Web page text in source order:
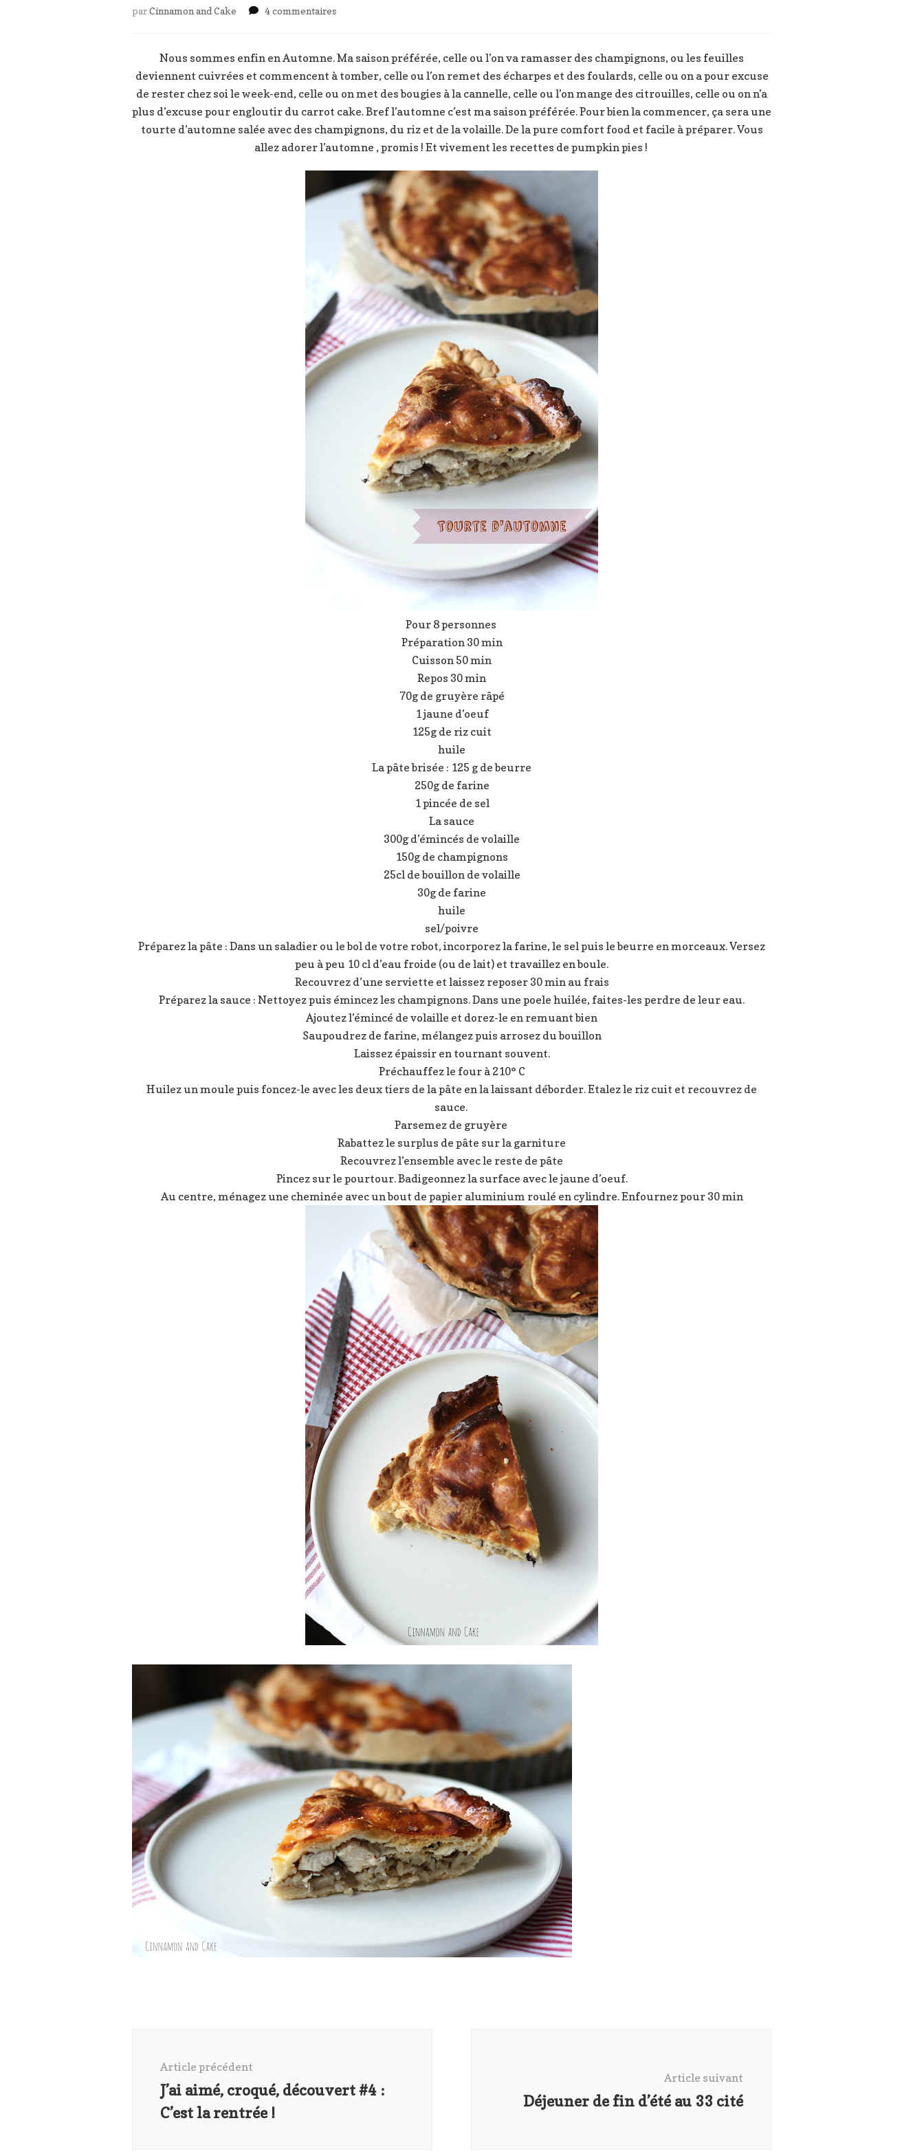
parCinnamon and Cake 4 commentairessur
réconfortante
Nous sommes enfin en Automne. Ma saison préférée, celle ou l’on va ramasser des champignons, ou les feuilles
deviennent cuivrées et commencent à tomber, celle ou l’on remet des écharpes et des foulards, celle ou on a pour excuse
de rester chez soi le week-end, celle ou on met des bougies à la cannelle, celle ou l’on mange des citrouilles, celle ou on n’a
plus d’excuse pour engloutir du carrot cake. Bref l’automne c’est ma saison préférée. Pour bien la commencer, ça sera une
tourte d’automne salée avec des champignons, du riz et de la volaille. De la pure comfort food et facile à préparer. Vous
allez adorer l’automne , promis ! Et vivement les recettes de pumpkin pies !
Pour 8 personnes
Préparation 30 min
Cuisson 50 min
Repos 30 min
70g de gruyère râpé
1 jaune d’oeuf
125g de riz cuit
huile
La pâte brisée : 125 g de beurre
250g de farine
1 pincée de sel
La sauce
300g d’émincés de volaille
150g de champignons
25cl de bouillon de volaille
30g de farine
huile
sel/poivre
Préparez la pâte : Dans un saladier ou le bol de votre robot, incorporez la farine, le sel puis le beurre en morceaux. Versez
peu à peu 10 cl d’eau froide (ou de lait) et travaillez en boule.
Recouvrez d’une serviette et laissez reposer 30 min au frais
Préparez la sauce : Nettoyez puis émincez les champignons. Dans une poele huilée, faites-les perdre de leur eau.
Ajoutez l’émincé de volaille et dorez-le en remuant bien
Saupoudrez de farine, mélangez puis arrosez du bouillon
Laissez épaissir en tournant souvent.
Préchauffez le four à 210° C
Huilez un moule puis foncez-le avec les deux tiers de la pâte en la laissant déborder. Etalez le riz cuit et recouvrez de
sauce.
Parsemez de gruyère
Rabattez le surplus de pâte sur la garniture
Recouvrez l’ensemble avec le reste de pâte
Pincez sur le pourtour. Badigeonnez la surface avec le jaune d’oeuf.
Au centre, ménagez une cheminée avec un bout de papier aluminium roulé en cylindre. Enfournez pour 30 min
Article précédent
J’ai aimé, croqué, découvert #4 :
C’est la rentrée !
Article suivant
Déjeuner de fin d’été au 33 cité